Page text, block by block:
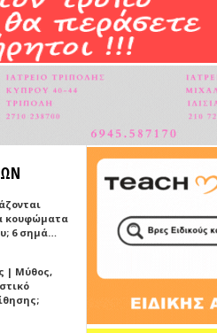
κουφώματα
6 σημά…
| Μύθος,